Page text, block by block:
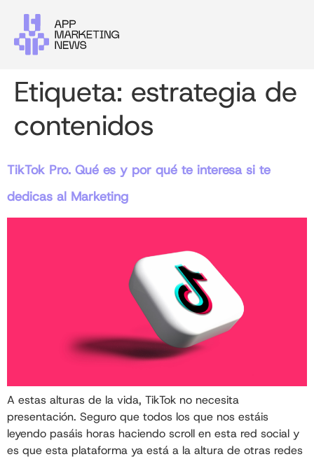
Etiqueta: estrategia de
contenidos
TikTok Pro. Qué es y por qué te interesa si te
dedicas al Marketing
A estas alturas de la vida, TikTok no necesita
presentación. Seguro que todos los que nos estáis
leyendo pasáis horas haciendo scroll en esta red social y
es que esta plataforma ya está a la altura de otras redes